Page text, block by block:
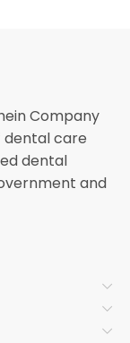
Company
dental care
dental
and